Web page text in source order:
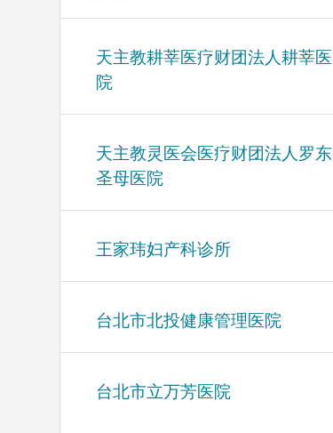
天主教耕莘医疗财团法人耕莘医
院
天主教灵医会医疗财团法人罗东
圣母医院
王家玮妇产科诊所
台北市北投健康管理医院
台北市立万芳医院